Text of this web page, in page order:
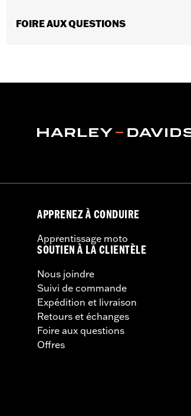
Contenu de la boîte:Garniture de
FOIRE AUX QUESTIONS
APPRENEZ À CONDUIRE
Apprentissage moto
SOUTIEN À LA CLIENTÈLE
Nous joindre
Suivi de commande
Expédition et livraison
Retours et échanges
Foire aux questions
Offres